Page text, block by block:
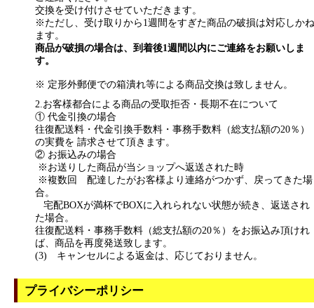
交換を受け付けさせていただきます。
※ただし、受け取りから1週間をすぎた商品の破損は対応しかね
ます。
商品が破損の場合は、到着後1週間以内にご連絡をお願いしま
す。
※ 定形外郵便での箱潰れ等による商品交換は致しません。
2.お客様都合による商品の受取拒否・長期不在について
① 代金引換の場合
往復配送料・代金引換手数料・事務手数料（総支払額の20％）
の実費を 請求させて頂きます。
② お振込みの場合
※お送りした商品が当ショップへ返送された時
※複数回 配達したがお客様より連絡がつかず、戻ってきた場
合。
宅配BOXが満杯でBOXに入れられない状態が続き、返送され
た場合。
往復配送料・事務手数料（総支払額の20％）をお振込み頂けれ
ば、商品を再度発送致します。
(3) キャンセルによる返金は、応じておりません。
プライバシーポリシー